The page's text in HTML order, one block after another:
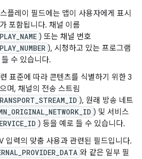
플레이 필드에는 앱이 사용자에게 표시
포함됩니다. 채널 이름
) 또는 채널 번호
), 시청하고 있는 프로그램
수 있습니다.
표준에 따라 콘텐츠를 식별하기 위한 3
며, 채널의 전송 스트림
), 원래 방송 네트
) 및 서비스
) 등을 예로 들 수 있습니다.
입력의 맞춤 사용과 관련된 필드입니다.
와 같은 일부 필